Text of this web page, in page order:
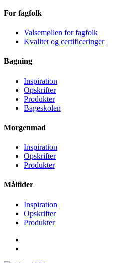
For fagfolk
Valsemøllen for fagfolk
Kvalitet og certificeringer
Bagning
Inspiration
Opskrifter
Produkter
Bageskolen
Morgenmad
Inspiration
Opskrifter
Produkter
Måltider
Inspiration
Opskrifter
Produkter